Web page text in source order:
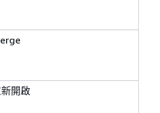
開啟